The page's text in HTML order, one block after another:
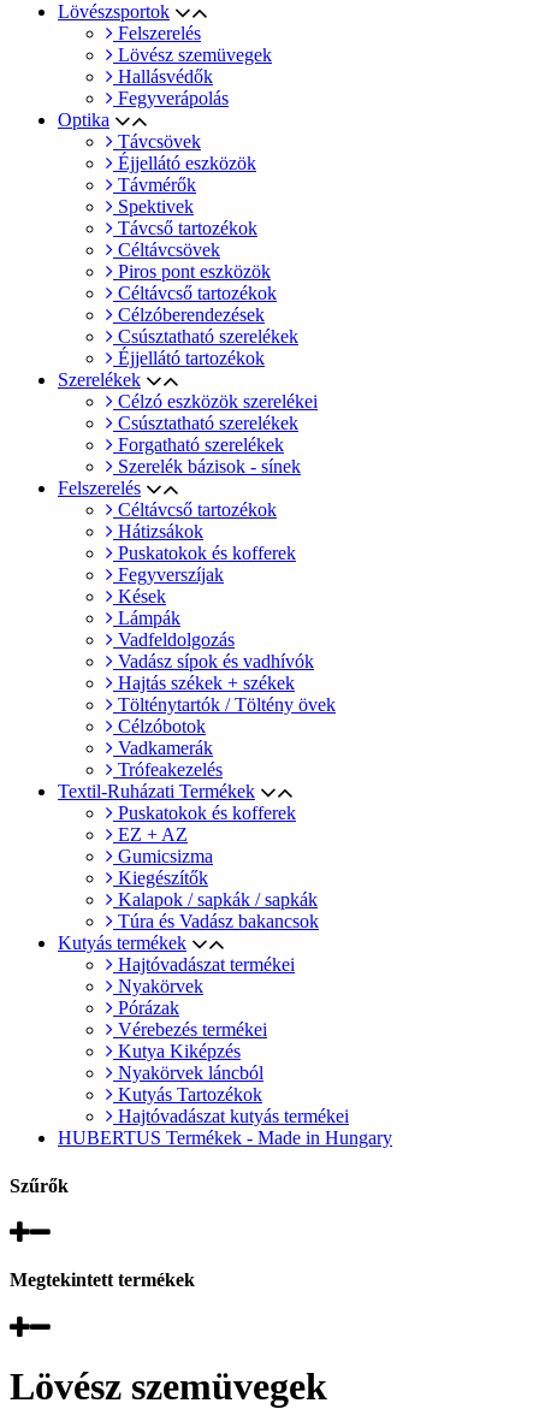
Lövészsportok
Felszerelés
Lövész szemüvegek
Hallásvédők
Fegyverápolás
Optika
Távcsövek
Éjjellátó eszközök
Távmérők
Spektivek
Távcső tartozékok
Céltávcsövek
Piros pont eszközök
Céltávcső tartozékok
Célzóberendezések
Csúsztatható szerelékek
Éjjellátó tartozékok
Szerelékek
Célzó eszközök szerelékei
Csúsztatható szerelékek
Forgatható szerelékek
Szerelék bázisok - sínek
Felszerelés
Céltávcső tartozékok
Hátizsákok
Puskatokok és kofferek
Fegyverszíjak
Kések
Lámpák
Vadfeldolgozás
Vadász sípok és vadhívók
Hajtás székek + székek
Tölténytartók / Töltény övek
Célzóbotok
Vadkamerák
Trófeakezelés
Textil-Ruházati Termékek
Puskatokok és kofferek
EZ + AZ
Gumicsizma
Kiegészítők
Kalapok / sapkák / sapkák
Túra és Vadász bakancsok
Kutyás termékek
Hajtóvadászat termékei
Nyakörvek
Pórázak
Vérebezés termékei
Kutya Kiképzés
Nyakörvek láncból
Kutyás Tartozékok
Hajtóvadászat kutyás termékei
HUBERTUS Termékek - Made in Hungary
Szűrők
Megtekintett termékek
Lövész szemüvegek